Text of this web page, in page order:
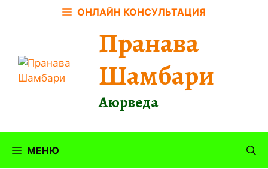
ОНЛАЙН КОНСУЛЬТАЦИЯ
Пранава
Шамбари
Аюрведа
МЕНЮ